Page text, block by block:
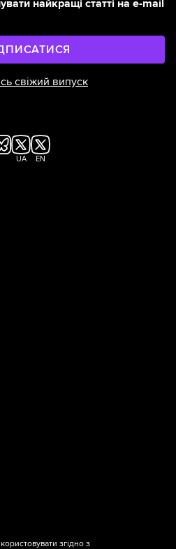
найкращі статті на e-mail
свіжий випуск
UA EN
згідно з